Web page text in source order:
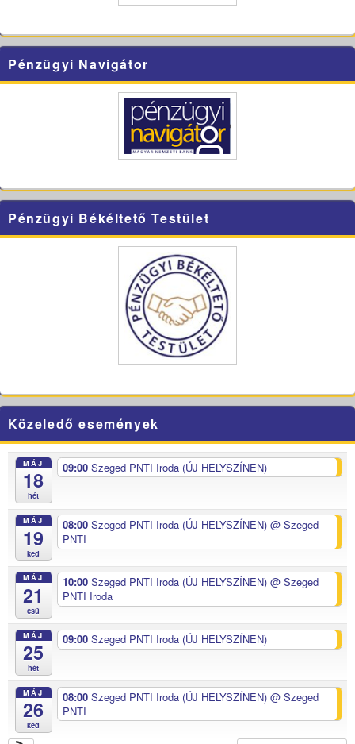
Pénzügyi Navigátor
Pénzügyi Békéltető Testület
Közeledő események
MÁJ
18
hét
09:00 Szeged PNTI Iroda (ÚJ HELYSZÍNEN)
MÁJ
19
ked
08:00 Szeged PNTI Iroda (ÚJ HELYSZÍNEN) @ Szeged
PNTI
MÁJ
21
csü
10:00 Szeged PNTI Iroda (ÚJ HELYSZÍNEN) @ Szeged
PNTI Iroda
MÁJ
25
hét
09:00 Szeged PNTI Iroda (ÚJ HELYSZÍNEN)
MÁJ
26
ked
08:00 Szeged PNTI Iroda (ÚJ HELYSZÍNEN) @ Szeged
PNTI